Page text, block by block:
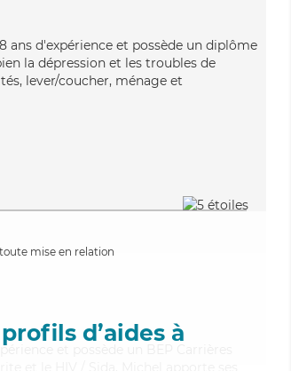
ans d'expérience et possède un diplôme
la dépression et les troubles de
lever/coucher, ménage et
mise en relation
d’aides à
et possède un BEP Carrières
et le HIV / Sida, Michel apporte ses